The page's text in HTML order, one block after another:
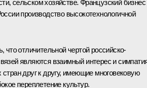
сельском хозяйстве. Французский бизнес
производство высокотехнологичной
что отличительной чертой российско-
являются взаимный интерес и
друг к другу, имеющие многовековую
переплетение культур.